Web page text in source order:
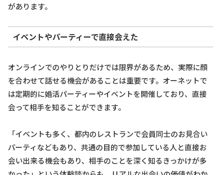
があります。
イベントやパーティーで直接会えた
オンラインでのやりとりだけでは限界があるため、実際に顔
を合わせて話せる機会があることは重要です。オーネットで
は定期的に婚活パーティーやイベントを開催しており、直接
会って相手を知ることができます。
「イベントも多く、都内のレストランで会員同士のお見合い
パーティなどもあり、共通の目的で参加している人と直接お
会い出来る機会もあり、相手のことを深く知るきっかけが多